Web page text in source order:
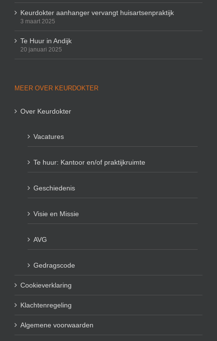
Keurdokter aanhanger vervangt huisartsenpraktijk
3 maart 2025
Te Huur in Andijk
20 januari 2025
MEER OVER KEURDOKTER
Over Keurdokter
Vacatures
Te huur: Kantoor en/of praktijkruimte
Geschiedenis
Visie en Missie
AVG
Gedragscode
Cookieverklaring
Klachtenregeling
Algemene voorwaarden